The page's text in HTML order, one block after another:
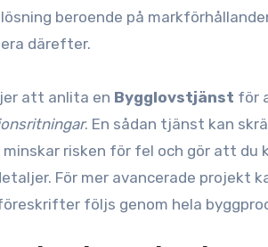
beroende på
därefter.
att anlita en Bygglovstjänst för
. En sådan tjänst kan
minskar risken för fel och gör att
För mer avancerade projekt
följs genom hela